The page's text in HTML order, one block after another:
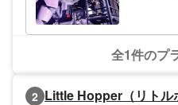
全1件のプ
2 Little Hopper（リトル